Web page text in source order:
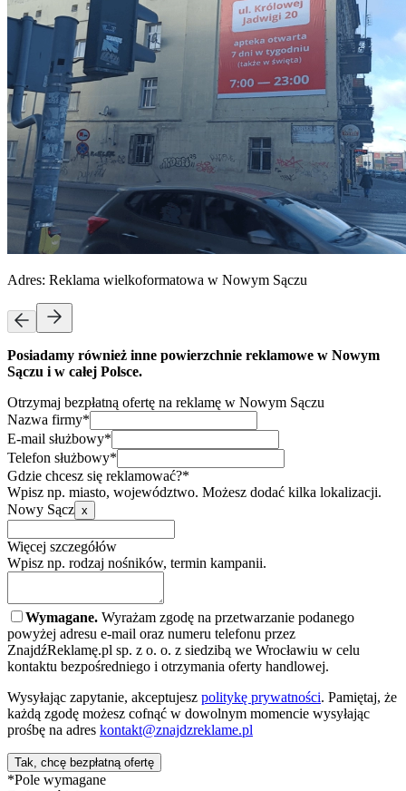
Adres: Reklama wielkoformatowa w Nowym Sączu
Posiadamy również inne powierzchnie reklamowe w Nowym
Sączu i w całej Polsce.
Otrzymaj bezpłatną ofertę na reklamę w Nowym Sączu
Nazwa firmy*
E-mail służbowy*
Telefon służbowy*
Gdzie chcesz się reklamować?*
Wpisz np. miasto, województwo. Możesz dodać kilka lokalizacji.
Nowy Sącz x
Więcej szczegółów
Wpisz np. rodzaj nośników, termin kampanii.
Wymagane. Wyrażam zgodę na przetwarzanie podanego
powyżej adresu e-mail oraz numeru telefonu przez
ZnajdźReklamę.pl sp. z o. o. z siedzibą we Wrocławiu w celu
kontaktu bezpośredniego i otrzymania oferty handlowej.
Wysyłając zapytanie, akceptujesz politykę prywatności. Pamiętaj, że
każdą zgodę możesz cofnąć w dowolnym momencie wysyłając
prośbę na adres kontakt@znajdzreklame.pl
Tak, chcę bezpłatną ofertę
*Pole wymagane